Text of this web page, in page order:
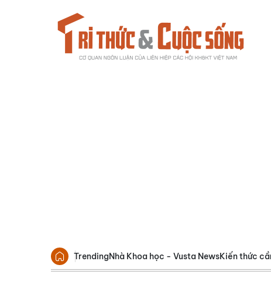
TrendingNhà Khoa học - Vusta NewsKiến thức